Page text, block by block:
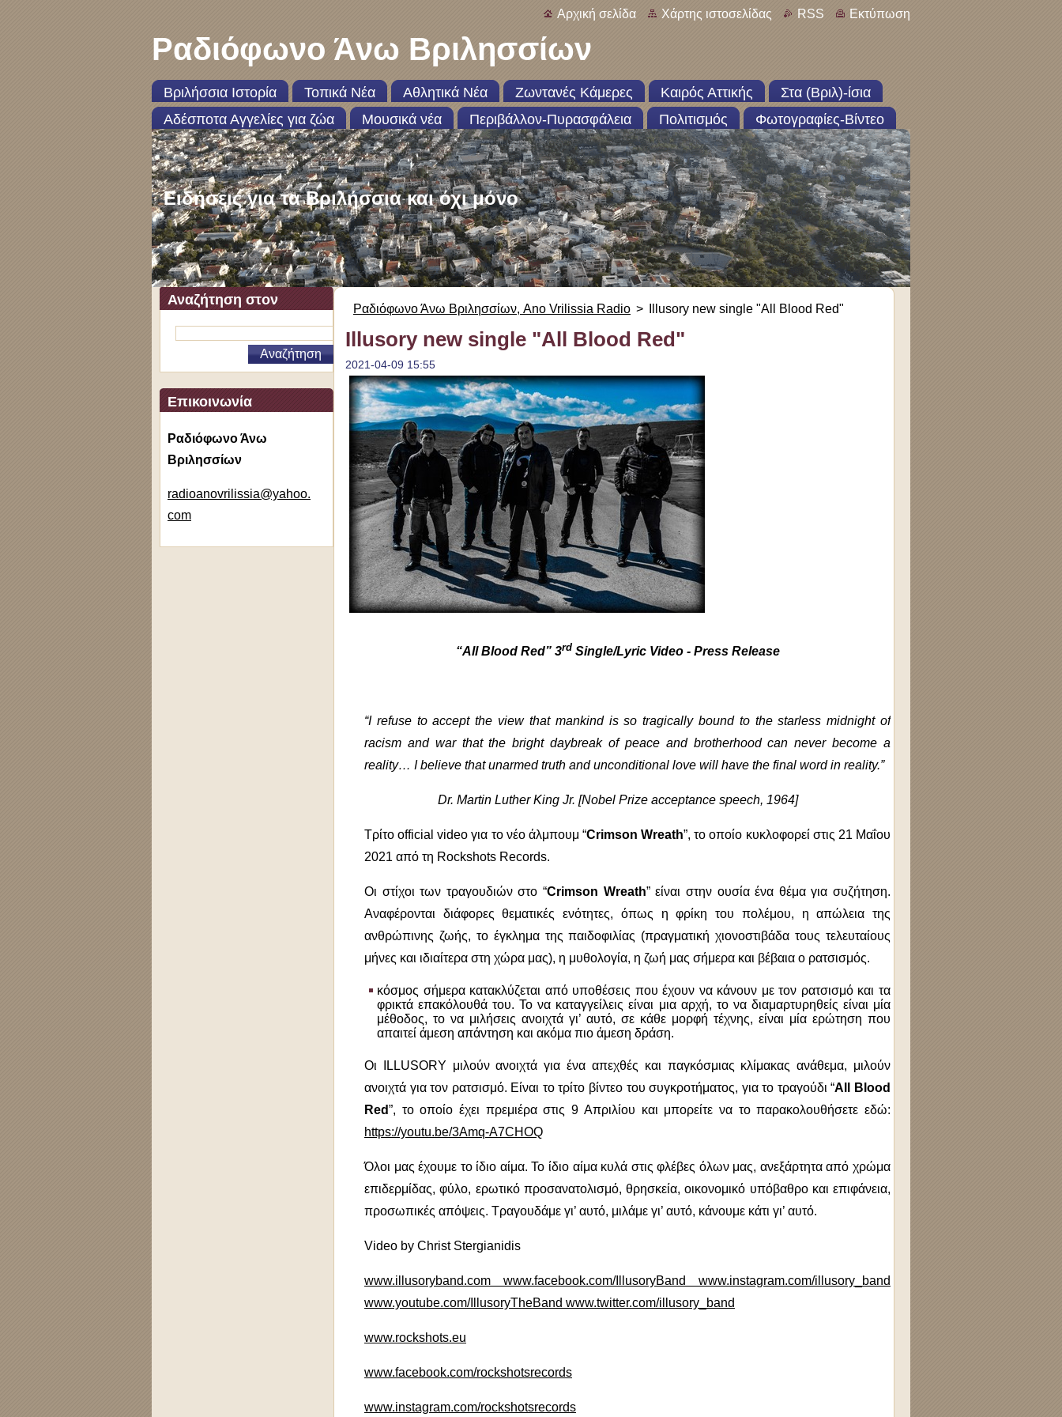
Αρχική σελίδα Χάρτης ιστοσελίδας RSS Εκτύπωση
Ραδιόφωνο Άνω Βριλησσίων
Βριλήσσια Ιστορία Τοπικά Νέα Αθλητικά Νέα Ζωντανές Κάμερες Καιρός Αττικής
Στα (Βριλ)-ίσια
Αδέσποτα Αγγελίες για ζώα
Μουσικά νέα Περιβάλλον-Πυρασφάλεια Πολιτισμός Φωτογραφίες-Βίντεο
Ειδήσεις για τα Βριλήσσια και όχι μόνο
Αναζήτηση στον
ιστότοπο
Επικοινωνία
Ραδιόφωνο Άνω
Βριλησσίων
radioanovrilissia@yahoo.
com
Ραδιόφωνο Άνω Βριλησσίων, Ano Vrilissia Radio > Illusory new single "All Blood Red"
Illusory new single "All Blood Red"
2021-04-09 15:55
“All Blood Red” 3rd Single/Lyric Video - Press Release
“I refuse to accept the view that mankind is so tragically bound to the starless midnight of
racism and war that the bright daybreak of peace and brotherhood can never become a
reality… I believe that unarmed truth and unconditional love will have the final word in reality.”
Dr. Martin Luther King Jr. [Nobel Prize acceptance speech, 1964]
Τρίτο official video για το νέο άλμπουμ “Crimson Wreath”, το οποίο κυκλοφορεί στις 21 Μαΐου
2021 από τη Rockshots Records.
Οι στίχοι των τραγουδιών στο “Crimson Wreath” είναι στην ουσία ένα θέμα για συζήτηση.
Αναφέρονται διάφορες θεματικές ενότητες, όπως η φρίκη του πολέμου, η απώλεια της
ανθρώπινης ζωής, το έγκλημα της παιδοφιλίας (πραγματική χιονοστιβάδα τους τελευταίους
μήνες και ιδιαίτερα στη χώρα μας), η μυθολογία, η ζωή μας σήμερα και βέβαια ο ρατσισμός.
κόσμος σήμερα κατακλύζεται από υποθέσεις που έχουν να κάνουν με τον ρατσισμό και τα
φρικτά επακόλουθά του. Το να καταγγείλεις είναι μια αρχή, το να διαμαρτυρηθείς είναι μία
μέθοδος, το να μιλήσεις ανοιχτά γι’ αυτό, σε κάθε μορφή τέχνης, είναι μία ερώτηση που
απαιτεί άμεση απάντηση και ακόμα πιο άμεση δράση.
Οι ILLUSORY μιλούν ανοιχτά για ένα απεχθές και παγκόσμιας κλίμακας ανάθεμα, μιλούν
ανοιχτά για τον ρατσισμό. Είναι το τρίτο βίντεο του συγκροτήματος, για το τραγούδι “All Blood
Red”, το οποίο έχει πρεμιέρα στις 9 Απριλίου και μπορείτε να το παρακολουθήσετε εδώ:
https://youtu.be/3Amq-A7CHOQ
Όλοι μας έχουμε το ίδιο αίμα. Το ίδιο αίμα κυλά στις φλέβες όλων μας, ανεξάρτητα από χρώμα
επιδερμίδας, φύλο, ερωτικό προσανατολισμό, θρησκεία, οικονομικό υπόβαθρο και επιφάνεια,
προσωπικές απόψεις. Τραγουδάμε γι’ αυτό, μιλάμε γι’ αυτό, κάνουμε κάτι γι’ αυτό.
Video by Christ Stergianidis
www.illusoryband.com www.facebook.com/IllusoryBand www.instagram.com/illusory_band
www.youtube.com/IllusoryTheBand www.twitter.com/illusory_band
www.rockshots.eu
www.facebook.com/rockshotsrecords
www.instagram.com/rockshotsrecords